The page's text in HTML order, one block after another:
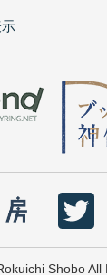
Shobo All